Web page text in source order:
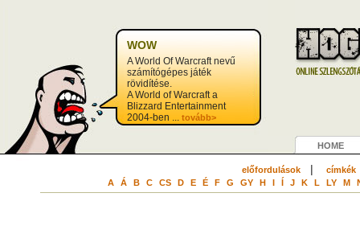
WOW
A World Of Warcraft nevű
számítógépes játék
rövidítése.
A World of Warcraft a
Blizzard Entertainment
2004-ben ... tovább>
HOME
előfordulások| címkék
A Á B C CS D E É F G GY H I Í J K L LY M